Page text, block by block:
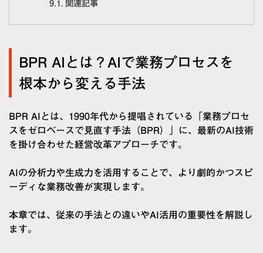
関連記事
BPR AIとは？AIで業務プロセスを
根本から変える手法
BPR AIとは、1990年代から提唱されている「業務プロセ
スをゼロベースで見直す手法（BPR）」に、最新のAI技術
を掛け合わせた経営改革アプローチです。
AIの分析力や生成力を活用することで、より劇的かつスピ
ーディな業務改善が実現します。
本章では、従来の手法との違いやAI活用の重要性を解説し
ます。